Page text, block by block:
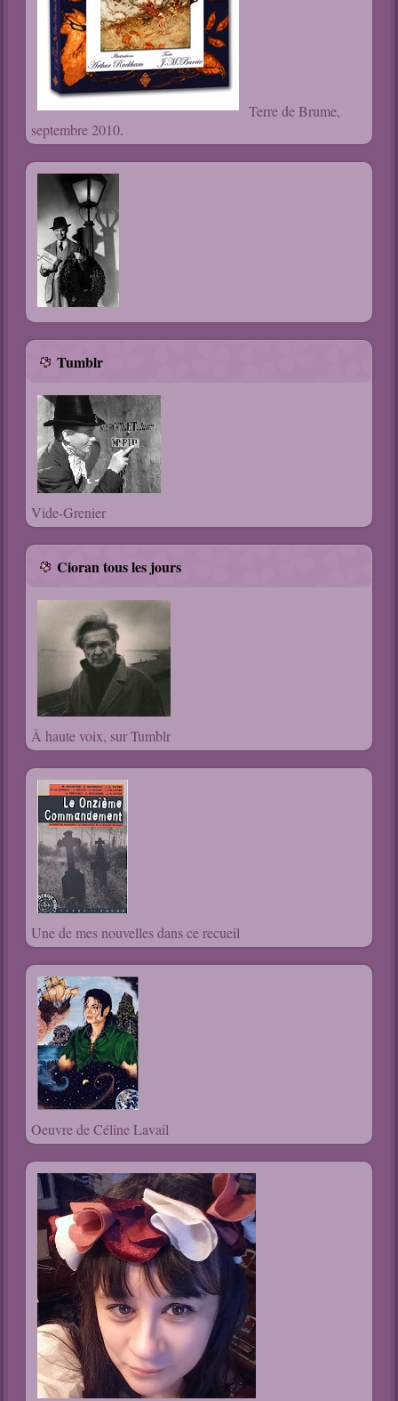
Terre de Brume,
septembre 2010.
Tumblr
Vide-Grenier
Cioran tous les jours
À haute voix, sur Tumblr
Une de mes nouvelles dans ce recueil
Oeuvre de Céline Lavail